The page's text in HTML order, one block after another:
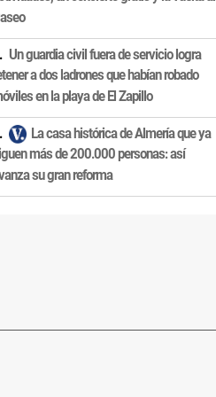
Un guardia civil fuera de servicio logra
a dos ladrones que habían robado
en la playa de El Zapillo
La casa histórica de Almería que ya
más de 200.000 personas: así
su gran reforma